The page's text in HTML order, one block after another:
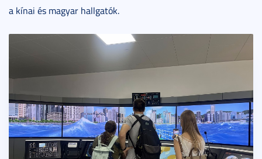
a kínai és magyar hallgatók.